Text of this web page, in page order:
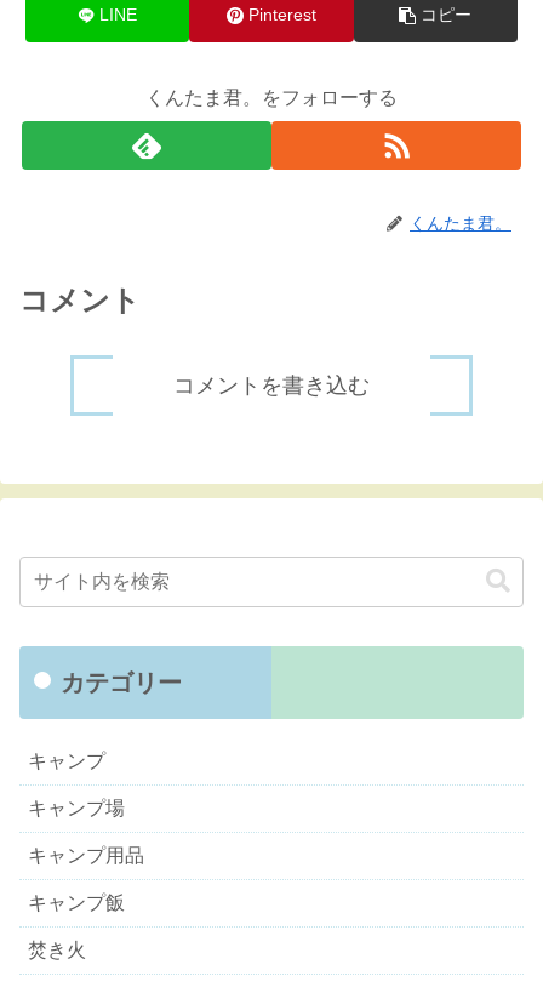
LINE Pinterest コピー
くんたま君。をフォローする
くんたま君。
コメント
コメントを書き込む
カテゴリー
キャンプ
キャンプ場
キャンプ用品
キャンプ飯
焚き火